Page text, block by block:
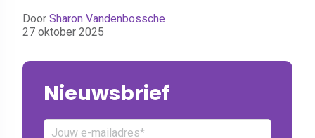
Door Sharon Vandenbossche
27 oktober 2025
Nieuwsbrief